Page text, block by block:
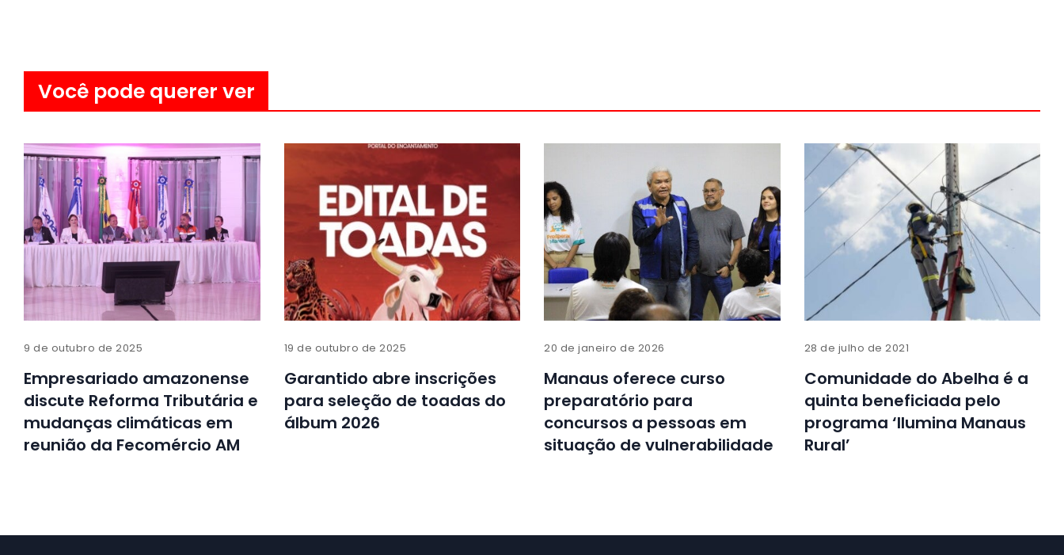
Você pode querer ver
9 de outubro de 2025
Empresariado amazonense
discute Reforma Tributária e
mudanças climáticas em
reunião da Fecomércio AM
19 de outubro de 2025
Garantido abre inscrições
para seleção de toadas do
álbum 2026
20 de janeiro de 2026
Manaus oferece curso
preparatório para
concursos a pessoas em
situação de vulnerabilidade
28 de julho de 2021
Comunidade do Abelha é a
quinta beneficiada pelo
programa ‘Ilumina Manaus
Rural’